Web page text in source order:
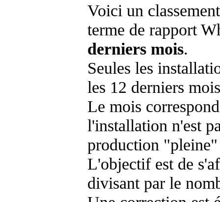
Voici un
terme de rapport
derniers mois.
Seules les
les 12 derniers
Le mois
l'installation n'est
production "pleine"
L'objectif est de
divisant par le